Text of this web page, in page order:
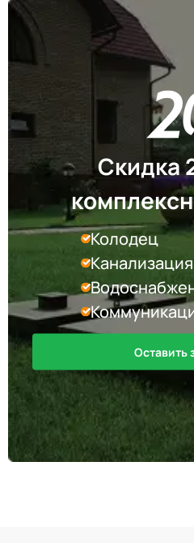
Скидка
Колодец
Канализация
Оставить